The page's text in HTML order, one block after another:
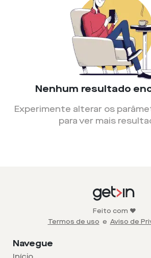
Nenhum resultado
Experimente alterar os
para ver mais
Feito com ❤️
Termos de uso e Aviso de
Navegue